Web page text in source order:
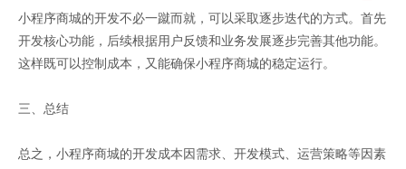
小程序商城的开发不必一蹴而就，可以采取逐步迭代的方式。首先
开发核心功能，后续根据用户反馈和业务发展逐步完善其他功能。
这样既可以控制成本，又能确保小程序商城的稳定运行。
三、总结
总之，小程序商城的开发成本因需求、开发模式、运营策略等因素